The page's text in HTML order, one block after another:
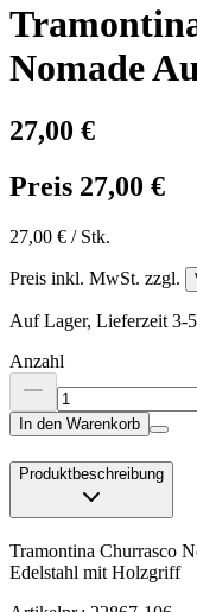
Nomade
27,00 €
Preis 27,00 €
27,00 € / Stk.
Preis inkl. MwSt. zzgl.
Auf Lager, Lieferzeit 3-
Anzahl
In den Warenkorb
Produktbeschreibung
Tramontina Churrasco
Edelstahl mit Holzgriff